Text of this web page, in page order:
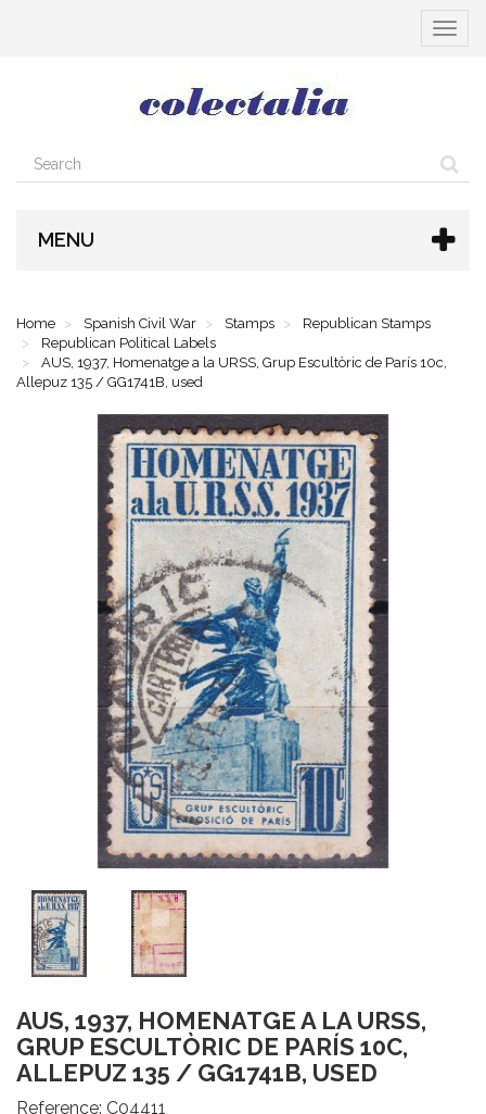
Toggle
MENU
Home Spanish Civil War Stamps
Republican Stamps
Republican Political Labels
AUS, 1937, Homenatge a la URSS, Grup Escultòric de París 10c,
Allepuz 135 / GG1741B, used
AUS, 1937, HOMENATGE A LA URSS,
GRUP ESCULTÒRIC DE PARÍS 10C,
ALLEPUZ 135 / GG1741B, USED
Reference: C04411